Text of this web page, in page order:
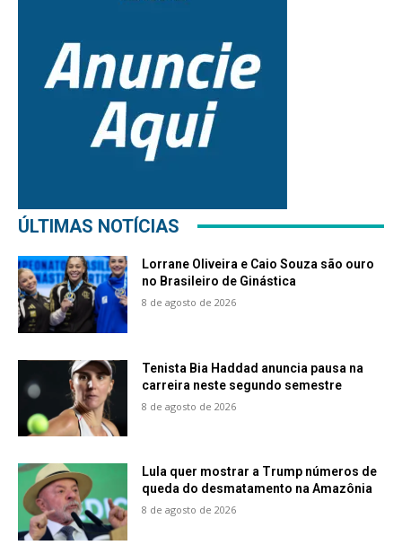
ÚLTIMAS NOTÍCIAS
Lorrane Oliveira e Caio Souza são ouro
no Brasileiro de Ginástica
8 de agosto de 2026
Tenista Bia Haddad anuncia pausa na
carreira neste segundo semestre
8 de agosto de 2026
Lula quer mostrar a Trump números de
queda do desmatamento na Amazônia
8 de agosto de 2026